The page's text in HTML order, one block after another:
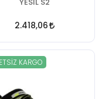
YESIL S2
2.418,06
KARGO